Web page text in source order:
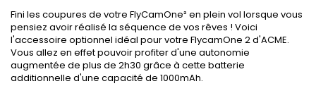
Fini les coupures de votre FlyCamOne² en plein vol lorsque vous
pensiez avoir réalisé la séquence de vos rêves ! Voici
l'accessoire optionnel idéal pour votre FlycamOne 2 d'ACME.
Vous allez en effet pouvoir profiter d'une autonomie
augmentée de plus de 2h30 grâce à cette batterie
additionnelle d'une capacité de 1000mAh.